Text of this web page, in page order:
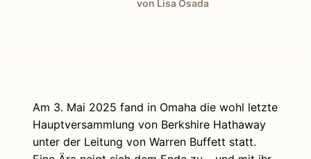
von Lisa Osada
Am 3. Mai 2025 fand in Omaha die wohl letzte
Hauptversammlung von Berkshire Hathaway
unter der Leitung von Warren Buffett statt.